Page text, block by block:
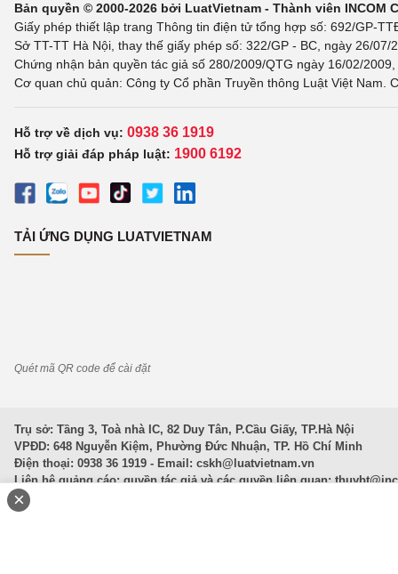
Bản quyền © 2000-2026 bởi LuatVietnam - Thành viên INCOM
Giấy phép thiết lập trang Thông tin điện tử tổng hợp số: 692/GP-
Sở TT-TT Hà Nội, thay thế giấy phép số: 322/GP - BC, ngày 26/
Chứng nhận bản quyền tác giả số 280/2009/QTG ngày 16/02/
Cơ quan chủ quản: Công ty Cổ phần Truyền thông Luật Việt Nam.
Hỗ trợ về dịch vụ: 0938 36 1919
Hỗ trợ giải đáp pháp luật: 1900 6192
TẢI ỨNG DỤNG LUATVIETNAM
Quét mã QR code để cài đặt
Trụ sở: Tầng 3, Toà nhà IC, 82 Duy Tân, P.Cầu Giấy, TP.Hà Nội
VPĐD: 648 Nguyễn Kiệm, Phường Đức Nhuận, TP. Hồ Chí Minh
Điện thoại: 0938 36 1919 - Email: cskh@luatvietnam.vn
Liên hệ quảng cáo; quyền tác giả và các quyền liên quan:
Văn Bản Pháp Luật
×